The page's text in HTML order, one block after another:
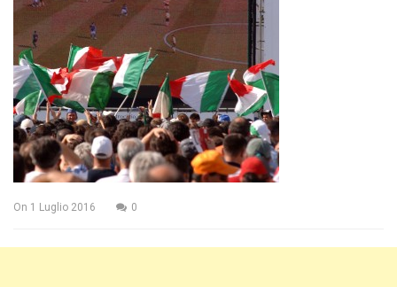
On 1 Luglio 2016 0